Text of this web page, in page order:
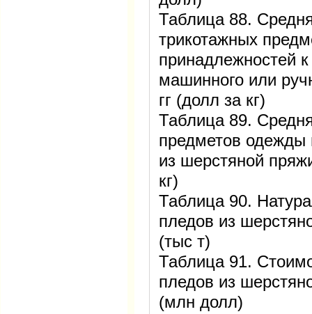
Таблица 88.
трикотажных
принадлежностей
машинного или
гг (долл за кг)
Таблица 89.
предметов одежды
из шерстяной
кг)
Таблица 90.
пледов из
(тыс т)
Таблица 91.
пледов из
(млн долл)